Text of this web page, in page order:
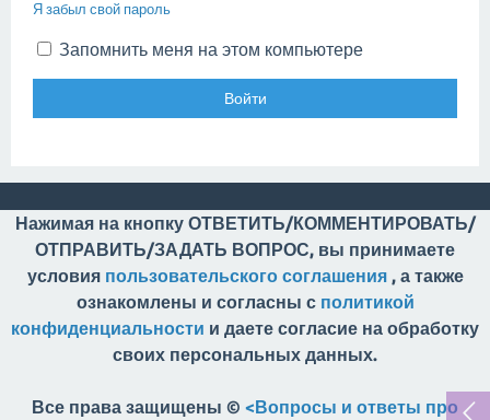
Я забыл свой пароль
Запомнить меня на этом компьютере
Нажимая на кнопку ОТВЕТИТЬ/КОММЕНТИРОВАТЬ/
ОТПРАВИТЬ/ЗАДАТЬ ВОПРОС, вы принимаете
условия пользовательского соглашения, а также
ознакомлены и согласны с политикой
конфиденциальности и даете согласие на обработку
своих персональных данных.
Все права защищены © <Вопросы и ответы про